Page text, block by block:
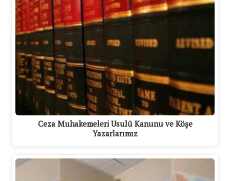
Ceza Muhakemeleri Usulü Kanunu ve Köşe
Yazarlarımız